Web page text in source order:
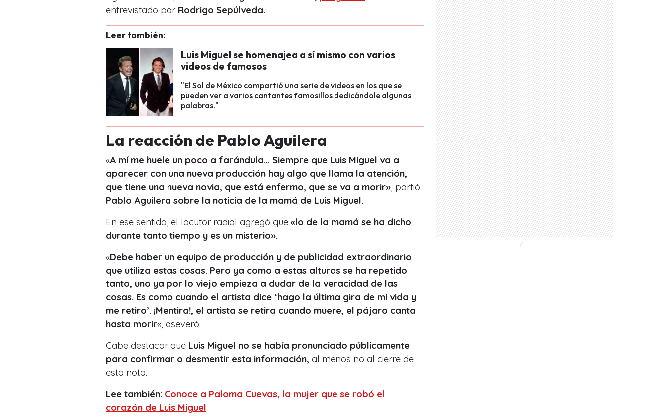
entrevistado por Rodrigo Sepúlveda.
Leer también:
Luis Miguel se homenajea a sí mismo con varios
videos de famosos
"El Sol de México compartió una serie de videos en los que se
pueden ver a varios cantantes famosillos dedicándole algunas
palabras."
La reacción de Pablo Aguilera
«A mí me huele un poco a farándula… Siempre que Luis Miguel va a
aparecer con una nueva producción hay algo que llama la atención,
que tiene una nueva novia, que está enfermo, que se va a morir» , partió
Pablo Aguilera sobre la noticia de la mamá de Luis Miguel.
En ese sentido, el locutor radial agregó que «lo de la mamá se ha dicho
durante tanto tiempo y es un misterio».
«Debe haber un equipo de producción y de publicidad extraordinario
que utiliza estas cosas. Pero ya como a estas alturas se ha repetido
tanto, uno ya por lo viejo empieza a dudar de la veracidad de las
cosas. Es como cuando el artista dice ‘hago la última gira de mi vida y
me retiro’. ¡Mentira!, el artista se retira cuando muere, el pájaro canta
hasta morir«, aseveró.
Cabe destacar que Luis Miguel no se había pronunciado públicamente
para confirmar o desmentir esta información, al menos no al cierre de
esta nota.
Lee también: Conoce a Paloma Cuevas, la mujer que se robó el
corazón de Luis Miguel